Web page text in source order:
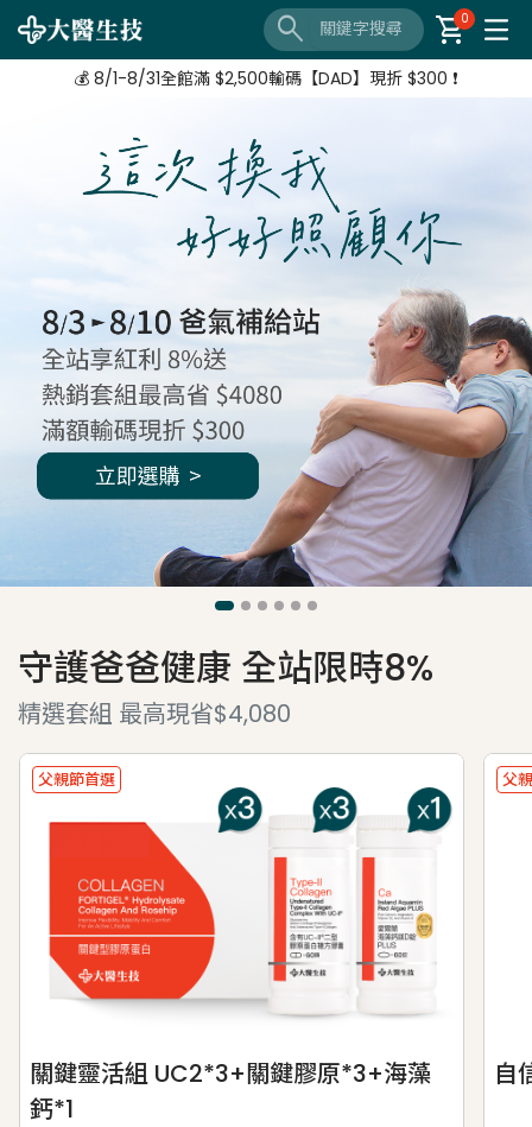
search shopping_cart
0
【8/3-8/10 爸氣補給站】 全站紅利享8%
💰 8/1-8/31全館滿 $2,500輸碼【DAD】現折 $300 ❗
【8/3-8/10 爸氣補給站】 全站紅利享8%
守護爸爸健康 全站限時8%
精選套組 最高現省$4,080
父親節首選
關鍵靈活組 UC2*3+關鍵膠原*3+海藻
鈣*1
父
自